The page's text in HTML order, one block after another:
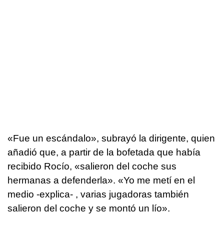
«Fue un escándalo», subrayó la dirigente, quien
añadió que, a partir de la bofetada que había
recibido Rocío, «salieron del coche sus
hermanas a defenderla». «Yo me metí en el
medio -explica- , varias jugadoras también
salieron del coche y se montó un lío».